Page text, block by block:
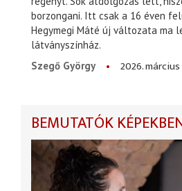
borzongani. Itt csak a 16 éven
Hegymegi Máté új változata ma
látványszínház.
Szegő György
2026. március
BEMUTATÓK